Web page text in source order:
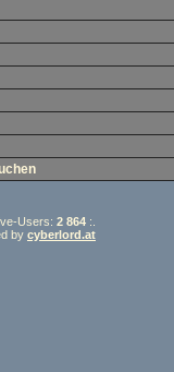
Users: 2 864 :.
by cyberlord.at